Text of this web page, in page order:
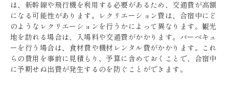
は、新幹線や飛行機を利用する必要があるため、交通費が高額
になる可能性があります。レクリエーション費は、合宿中にど
のようなレクリエーションを行うかによって異なります。観光
地を訪れる場合は、入場料や交通費がかかります。バーベキュ
ーを行う場合は、食材費や機材レンタル費がかかります。これ
らの費用を事前に見積もり、予算に含めておくことで、合宿中
に予期せぬ出費が発生するのを防ぐことができます。